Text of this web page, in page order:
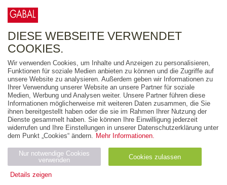
FREITEXT
AUSGABEART
AUS DER REIHE
ZUM THEMA
Neuerscheinung
Bestseller
PREIS
DIESE WEBSEITE VERWENDET
COOKIES.
Wir verwenden Cookies, um Inhalte und Anzeigen zu personalisieren,
Funktionen für soziale Medien anbieten zu können und die Zugriffe auf
unsere Website zu analysieren. Außerdem geben wir Informationen zu
Ihrer Verwendung unserer Website an unsere Partner für soziale
Medien, Werbung und Analysen weiter. Unsere Partner führen diese
Informationen möglicherweise mit weiteren Daten zusammen, die Sie
ihnen bereitgestellt haben oder die sie im Rahmen Ihrer Nutzung der
Dienste gesammelt haben. Sie können Ihre Einwilligung jederzeit
widerrufen und Ihre Einstellungen in unserer Datenschutzerklärung unter
dem Punkt „Cookies“ ändern. Mehr Informationen.
Nur notwendige Cookies
verwenden
Cookies zulassen
Details zeigen